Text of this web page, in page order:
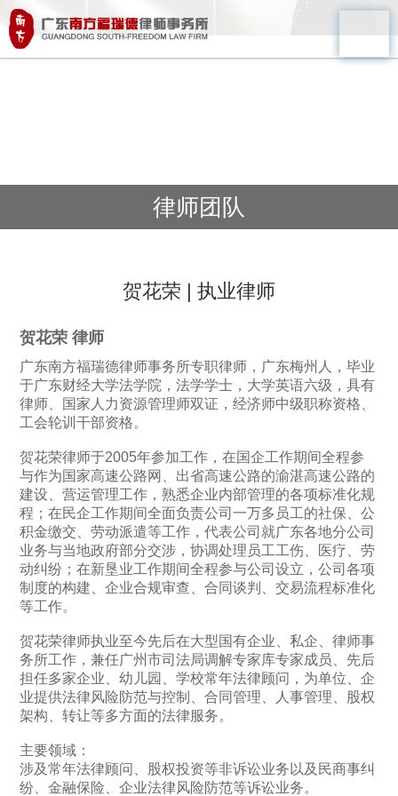
律师团队
贺花荣 | 执业律师
贺花荣 律师
广东南方福瑞德律师事务所专职律师， 广东梅州人，毕业
于广东财经大学法学院，法学学士，大学英语六级，具有
律师、国家人力资源管理师双证，经济师中级职称资格、
工会轮训干部资格。
贺花荣律师于2005年参加工作，在国企工作期间全程参
与作为国家高速公路网、出省高速公路的渝湛高速公路的
建设、营运管理工作，熟悉企业内部管理的各项标准化规
程；在民企工作期间全面负责公司一万多员工的社保、公
积金缴交、劳动派遣等工作，代表公司就广东各地分公司
业务与当地政府部分交涉，协调处理员工工伤、医疗、劳
动纠纷；在新垦业工作期间全程参与公司设立，公司各项
制度的构建、企业合规审查、合同谈判、交易流程标准化
等工作。
贺花荣律师执业至今先后在大型国有企业、私企、律师事
务所工作，兼任广州市司法局调解专家库专家成员、先后
担任多家企业、幼儿园、学校常年法律顾问，为单位、企
业提供法律风险防范与控制、合同管理、人事管理、股权
架构、转让等多方面的法律服务。
主要领域：
涉及常年法律顾问、股权投资等非诉讼业务以及民商事纠
纷、金融保险、企业法律风险防范等诉讼业务。